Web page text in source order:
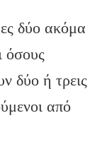
δύο ακόμα
όσους
δύο ή τρεις
από